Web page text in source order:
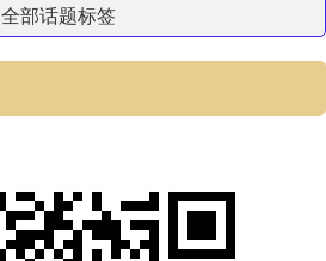
全部话题标签